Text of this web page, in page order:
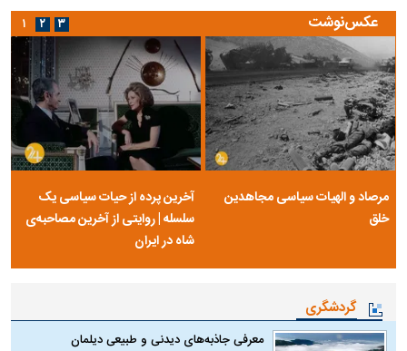
عکس‌نوشت
مرصاد و الهیات سیاسی مجاهدین
خلق
آخرین پرده از حیات سیاسی یک
سلسله | روایتی از آخرین مصاحبه‌ی
شاه در ایران
۱ ۲ ۳
گردشگری
معرفی جاذبه‌های دیدنی و طبیعی دیلمان